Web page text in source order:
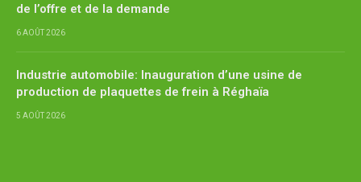
de l’offre et de la demande
6 AOÛT 2026
Industrie automobile: Inauguration d’une usine de
production de plaquettes de frein à Réghaïa
5 AOÛT 2026